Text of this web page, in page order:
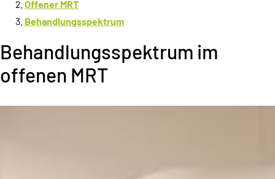
Offener MRT
Behandlungsspektrum
Behandlungsspektrum im
offenen MRT